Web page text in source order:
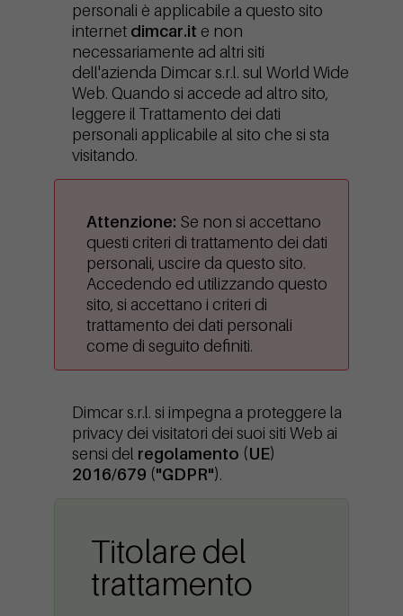
personali è applicabile a questo sito
internet dimcar.it e non
necessariamente ad altri siti
dell'azienda Dimcar s.r.l. sul World Wide
Web. Quando si accede ad altro sito,
leggere il Trattamento dei dati
personali applicabile al sito che si sta
visitando.
Attenzione: Se non si accettano
questi criteri di trattamento dei dati
personali, uscire da questo sito.
Accedendo ed utilizzando questo
sito, si accettano i criteri di
trattamento dei dati personali
come di seguito definiti.
Dimcar s.r.l. si impegna a proteggere la
privacy dei visitatori dei suoi siti Web ai
sensi del regolamento (UE)
2016/679 ("GDPR").
Titolare del
trattamento